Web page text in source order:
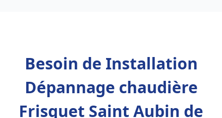
Besoin de Installation
Dépannage chaudière
Frisquet Saint Aubin de